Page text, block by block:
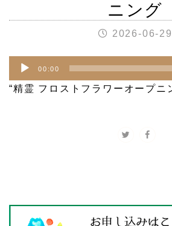
ニング
2026-06-29
声
プ
00:00
“精霊 フロストフラワーオープニ